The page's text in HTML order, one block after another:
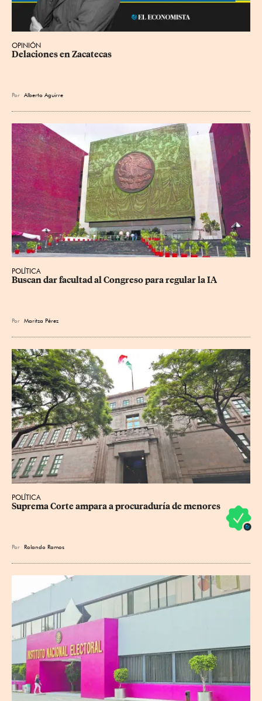
OPINIÓN
Delaciones en Zacatecas
Por Alberto Aguirre
POLÍTICA
Buscan dar facultad al Congreso para regular la IA
Por Maritza Pérez
POLÍTICA
Suprema Corte ampara a procuraduría de menores
Por Rolando Ramos